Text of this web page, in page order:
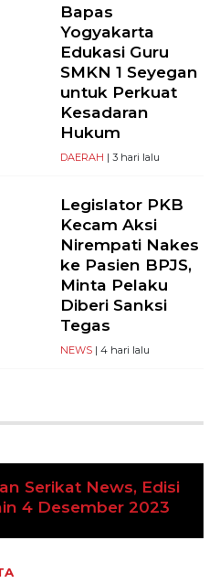
Bapas
Yogyakarta
Edukasi Guru
SMKN 1 Seyegan
untuk Perkuat
Kesadaran
Hukum
DAERAH | 3 hari lalu
Legislator PKB
Kecam Aksi
Nirempati Nakes
ke Pasien BPJS,
Minta Pelaku
Diberi Sanksi
Tegas
NEWS | 4 hari lalu
Serikat News, Edisi
4 Desember 2023